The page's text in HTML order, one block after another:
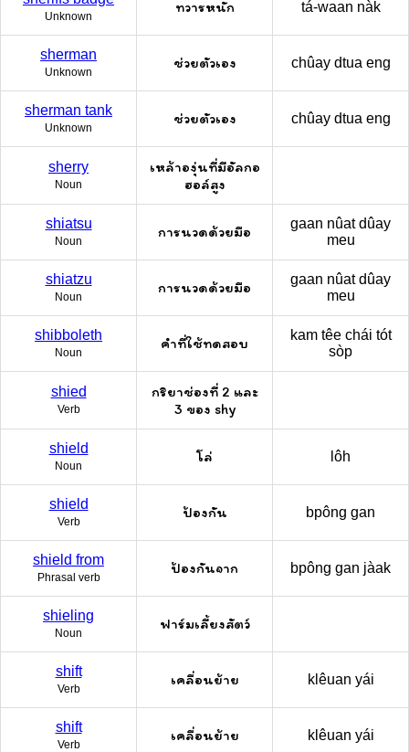
Unknown
ทวารหนัก tá-waan nàk
sherman
Unknown
ช่วยตัวเอง chûay dtua eng
sherman tank
Unknown
ช่วยตัวเอง chûay dtua eng
sherry
Noun
เหล้าองุ่นที่มีอัลกอ
ฮอล์สูง
shiatsu
Noun
การนวดด้วยมือ
gaan nûat dûay
meu
shiatzu
Noun
การนวดด้วยมือ
gaan nûat dûay
meu
shibboleth
Noun
คำที่ใช้ทดสอบ
kam têe chái tót
sòp
shied
Verb
กริยาช่องที่ 2 และ
3 ของ shy
shield
Noun
โล่ lôh
shield
Verb
ป้องกัน bpông gan
shield from
Phrasal verb
ป้องกันจาก bpông gan jàak
shieling
Noun
ฟาร์มเลี้ยงสัตว์
shift
Verb
เคลื่อนย้าย klêuan yái
shift
Verb
เคลื่อนย้าย klêuan yái